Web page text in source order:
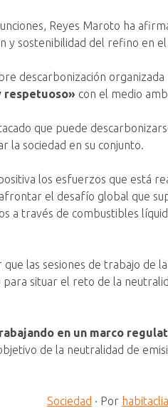
Reyes Maroto ha
y sostenibilidad del refino en
descarbonización
respetuoso» con el medio
que puede
la sociedad en su conjunto.
los esfuerzos que está
el desafío global que
a través de combustibles
las sesiones de trabajo de
para situar el reto de la
en un marco
de la neutralidad de
Sociedad · Por habitaclia